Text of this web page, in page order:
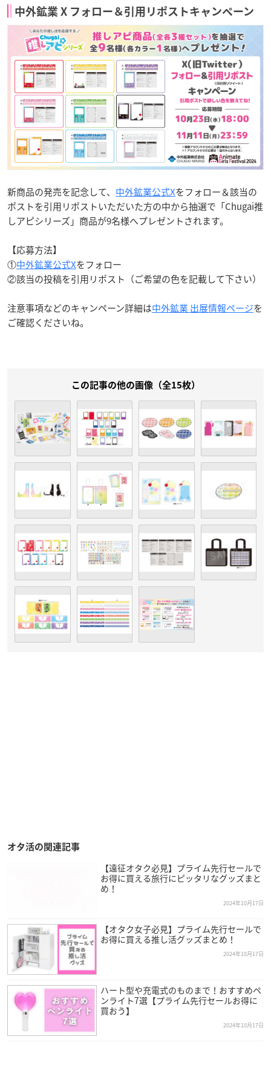
中外鉱業 X フォロー＆引用リポストキャンペーン
新商品の発売を記念して、 中外鉱業公式Xをフォロー＆該当の
ポストを引用リポストいただいた方の中から抽選で「Chugai推
しアピシリーズ」商品が9名様へプレゼントされます。
【応募方法】
①中外鉱業公式Xをフォロー
②該当の投稿を引用リポスト（ご希望の色を記載して下さい）
注意事項などのキャンペーン詳細は中外鉱業 出展情報ページを
ご確認くださいね。
この記事の他の画像（全15枚）
オタ活の関連記事
【遠征オタク必見】プライム先行セールで
お得に買える旅行にピッタリなグッズまと
め！
2024年10月17日
【オタク女子必見】プライム先行セールで
お得に買える推し活グッズまとめ！
2024年10月17日
ハート型や充電式のものまで！おすすめペ
ンライト7選【プライム先行セールお得に
買おう】
2024年10月17日